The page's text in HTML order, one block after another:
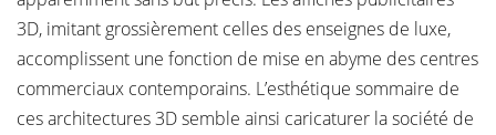
3D, imitant grossièrement celles des enseignes de luxe,
accomplissent une fonction de mise en abyme des centres
commerciaux contemporains. L’esthétique sommaire de
ces architectures 3D semble ainsi caricaturer la société de